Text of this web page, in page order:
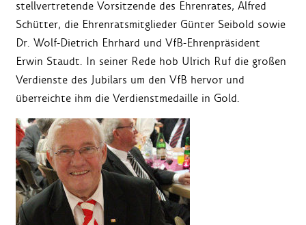
stellvertretende Vorsitzende des Ehrenrates, Alfred
Schütter, die Ehrenratsmitglieder Günter Seibold sowie
Dr. Wolf-Dietrich Ehrhard und VfB-Ehrenpräsident
Erwin Staudt. In seiner Rede hob Ulrich Ruf die großen
Verdienste des Jubilars um den VfB hervor und
überreichte ihm die Verdienstmedaille in Gold.